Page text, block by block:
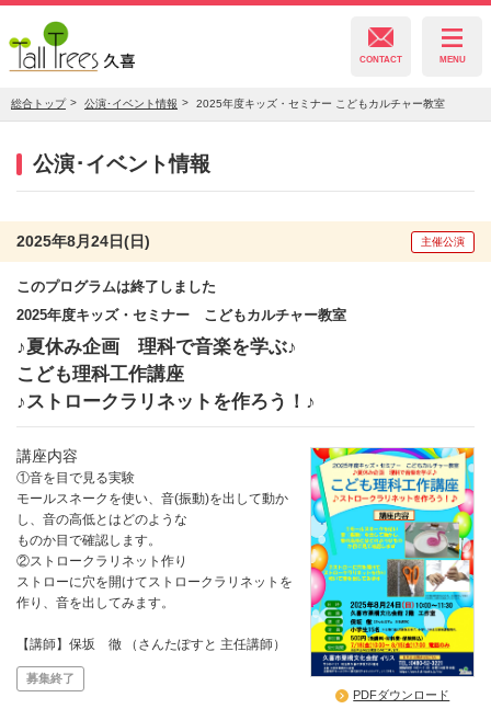
MENU
CONTACT
総合トップ 公演･イベント情報 2025年度キッズ・セミナー こどもカルチャー教室
公演･イベント情報
2025年8月24日(日) 主催公演
このプログラムは終了しました
2025年度キッズ・セミナー こどもカルチャー教室
♪夏休み企画 理科で音楽を学ぶ♪
こども理科工作講座
♪ストロークラリネットを作ろう！♪
講座内容
①音を目で見る実験
モールスネークを使い、音(振動)を出して動か
し、音の高低とはどのような
ものか目で確認します。
②ストロークラリネット作り
ストローに穴を開けてストロークラリネットを
作り、音を出してみます。
【講師】保坂 徹 （さんたぽすと 主任講師）
募集終了
PDFダウンロード
久喜総合文化会館
栗橋文化会館